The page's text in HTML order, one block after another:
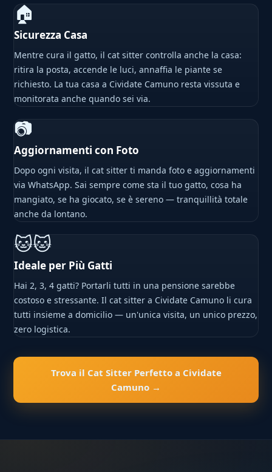
🏠
Sicurezza Casa
Mentre cura il gatto, il cat sitter controlla anche la casa:
ritira la posta, accende le luci, annaffia le piante se
richiesto. La tua casa a Cividate Camuno resta vissuta e
monitorata anche quando sei via.
📷
Aggiornamenti con Foto
Dopo ogni visita, il cat sitter ti manda foto e aggiornamenti
via WhatsApp. Sai sempre come sta il tuo gatto, cosa ha
mangiato, se ha giocato, se è sereno — tranquillità totale
anche da lontano.
🐱🐱
Ideale per Più Gatti
Hai 2, 3, 4 gatti? Portarli tutti in una pensione sarebbe
costoso e stressante. Il cat sitter a Cividate Camuno li cura
tutti insieme a domicilio — un'unica visita, un unico prezzo,
zero logistica.
Trova il Cat Sitter Perfetto a Cividate
Camuno →